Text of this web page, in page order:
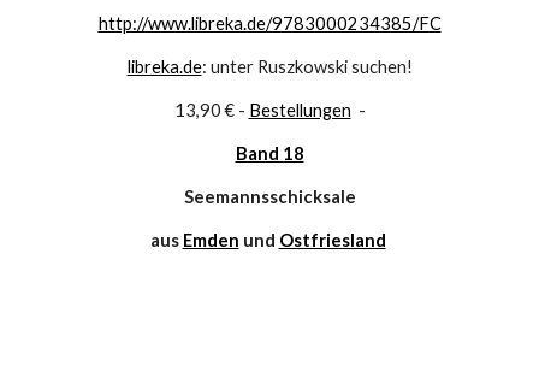
http://www.libreka.de/9783000234385/FC
libreka.de: unter Ruszkowski suchen!
13,90 € - Bestellungen
  -
Band 18
Seemannsschicksale
aus Emden und Ostfriesland